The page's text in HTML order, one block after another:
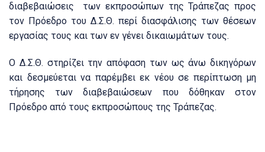
διαβεβαιώσεις των εκπροσώπων της Τράπεζας προς
τον Πρόεδρο του Δ.Σ.Θ. περί διασφάλισης των θέσεων
εργασίας τους και των εν γένει δικαιωμάτων τους.
Ο Δ.Σ.Θ. στηρίζει την απόφαση των ως άνω δικηγόρων
και δεσμεύεται να παρέμβει εκ νέου σε περίπτωση μη
τήρησης των διαβεβαιώσεων που δόθηκαν στον
Πρόεδρο από τους εκπροσώπους της Τράπεζας.